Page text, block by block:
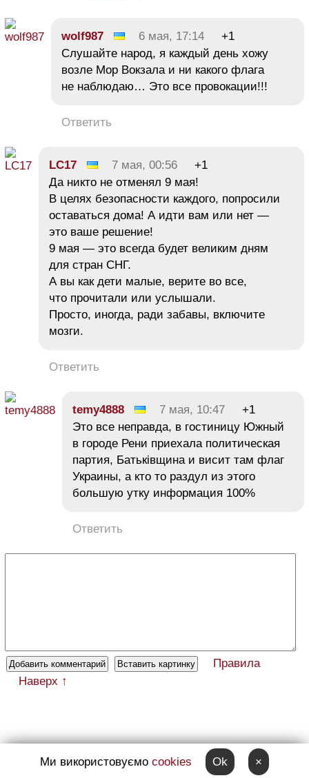
wolf987 6 мая, 17:14
+1
Слушайте народ, я каждый день хожу
возле Мор Вокзала и ни какого флага
не наблюдаю… Это все провокации!!!
Ответить
LC17 7 мая, 00:56
+1
Да никто не отменял 9 мая!
В целях безопасности каждого, попросили
оставаться дома! А идти вам или нет —
это ваше решение!
9 мая — это всегда будет великим дням
для стран СНГ.
А вы как дети малые, верите во все,
что прочитали или услышали.
Просто, иногда, ради забавы, включите
мозги.
Ответить
temy4888 7 мая, 10:47
+1
Это все неправда, в гостиницу Южный
в городе Рени приехала политическая
партия, Батьківщина и висит там флаг
Украины, а кто то раздул из этого
большую утку информация 100%
Ответить
Правила
Наверх ↑
← Верховная Рада не приняла законопроект о
Ми використовуємо cookies Ok ×